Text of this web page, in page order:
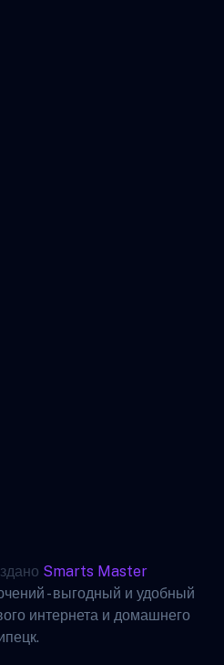
Smarts Master
- выгодный и удобный
интернета и домашнего